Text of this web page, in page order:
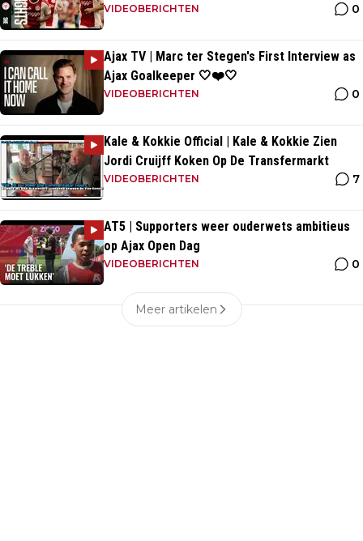
VIDEOBERICHTEN 0
Ajax TV | Marc ter Stegen's First Interview as
Ajax Goalkeeper 🤍❤️🤍
VIDEOBERICHTEN 0
Kale & Kokkie Official | Kale & Kokkie Zien
Jordi Cruijff Koken Op De Transfermarkt
VIDEOBERICHTEN 7
AT5 | Supporters weer ouderwets ambitieus
op Ajax Open Dag
VIDEOBERICHTEN 0
Meer artikelen